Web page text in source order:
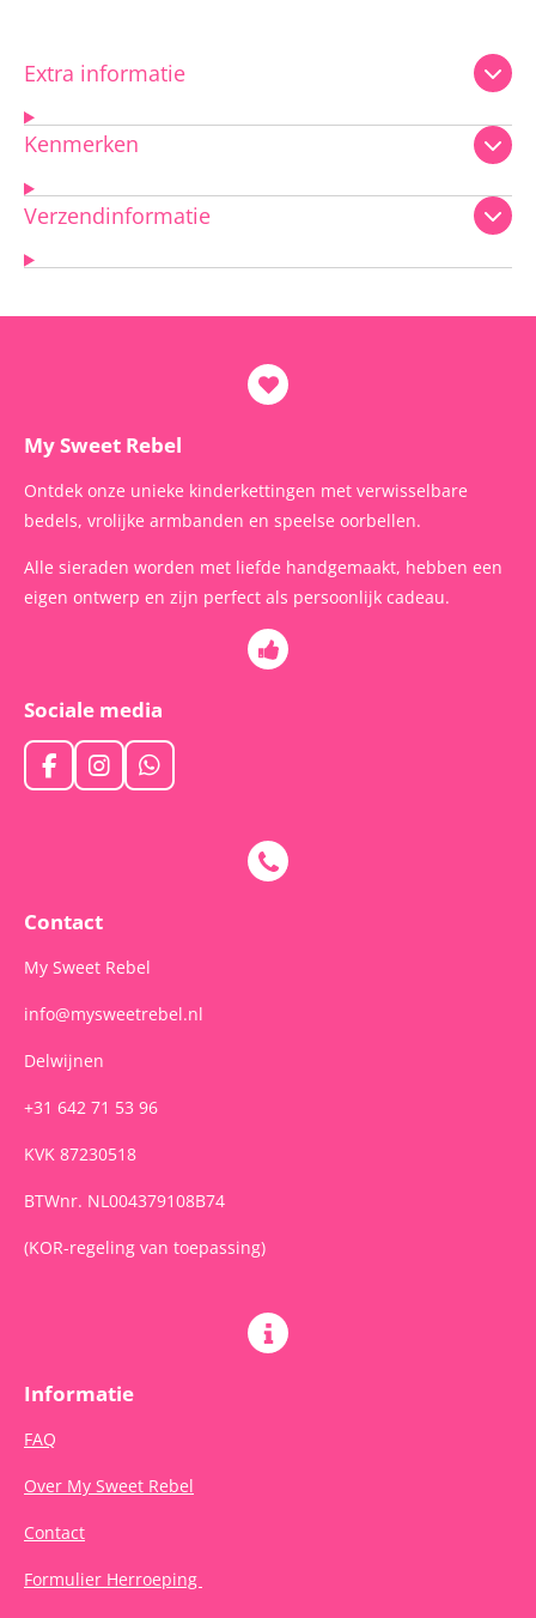
Extra informatie
Kenmerken
Verzendinformatie
My Sweet Rebel
Ontdek onze unieke kinderkettingen met verwisselbare
bedels, vrolijke armbanden en speelse oorbellen.
Alle sieraden worden met liefde handgemaakt, hebben een
eigen ontwerp en zijn perfect als persoonlijk cadeau.
Sociale media
F
a
k
I
n
r
a
m
W
h
Contact
My Sweet Rebel
info@mysweetrebel.nl
Delwijnen
+31 642 71 53 96
KVK 87230518
BTWnr. NL004379108B74
(KOR-regeling van toepassing)
Informatie
FAQ
Over My Sweet Rebel
Contact
Formulier Herroeping